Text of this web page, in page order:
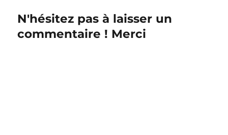
N'hésitez pas à laisser un
commentaire ! Merci